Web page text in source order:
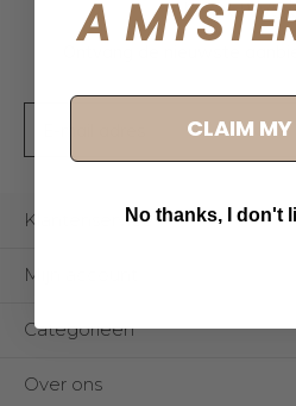
Klantenservice
Mijn account
Categorieën
Over ons
A
CLAIM
No thanks, I don't